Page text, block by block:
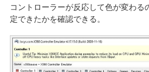
コントローラーが反応して色が変わる
定できたかを確認できる。